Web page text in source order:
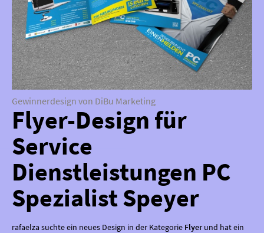
Gewinnerdesign von DiBu Marketing
Flyer-Design für
Service
Dienstleistungen PC
Spezialist Speyer
rafaelza suchte ein neues Design in der Kategorie Flyerund hat ein